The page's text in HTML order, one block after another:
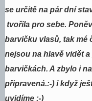
se určitě na pár dní
tvořila pro sebe.
barvičku vlasů, tak mé
nejsou na hlavě vidět
barvičkách. A zbylo i
připravená.:-) i když
uvidíme :-)